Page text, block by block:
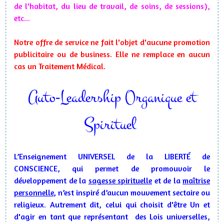
de l'habitat, du lieu de travail, de soins, de sessions),
etc...
Notre offre de service ne fait l'objet d'aucune promotion
publicitaire ou de business. Elle ne remplace en aucun
cas un Traitement Médical.
Auto-Leadership Organique et
Spirituel
L’Enseignement UNIVERSEL de la LIBERTÉ de
CONSCIENCE, qui permet de promouvoir le
développement de la sagesse spirituelle et de la maîtrise
personnelle, n’est inspiré d’aucun mouvement sectaire ou
religieux. Autrement dit, celui qui choisit d'être Un et
d'agir en tant que représentant des Lois universelles,